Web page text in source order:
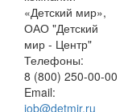
«Детский мир»,
ОАО "Детский
мир - Центр"
Телефоны:
8 (800) 250-00-00
Email:
job@detmir.ru